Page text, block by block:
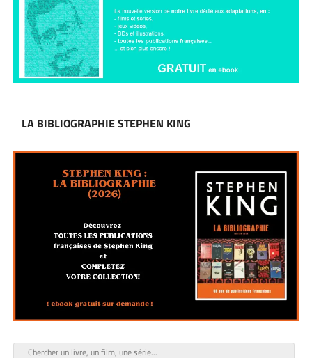
LA BIBLIOGRAPHIE STEPHEN KING